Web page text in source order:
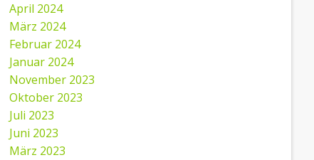
April 2024
März 2024
Februar 2024
Januar 2024
November 2023
Oktober 2023
Juli 2023
Juni 2023
März 2023